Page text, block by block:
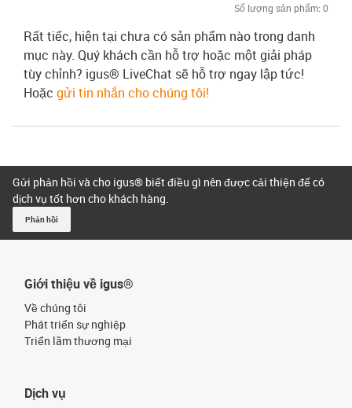
Số lượng sản phẩm: 0
Rất tiếc, hiện tại chưa có sản phẩm nào trong danh
mục này. Quý khách cần hỗ trợ hoặc một giải pháp
tùy chỉnh? igus® LiveChat sẽ hỗ trợ ngay lập tức!
Hoặc gửi tin nhắn cho chúng tôi!
Gửi phản hồi và cho igus® biết điều gì nên được cải thiện để có
dịch vụ tốt hơn cho khách hàng.
Phản hồi
Giới thiệu về igus®
Về chúng tôi
Phát triển sự nghiệp
Triển lãm thương mại
Dịch vụ